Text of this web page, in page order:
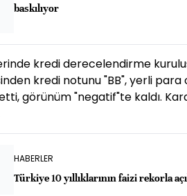
baskılıyor
kredi derecelendirme
kredi notunu "BB", yerli
görünüm "negatif"te kaldı.
HABERLER
Türkiye 10 yıllıklarının faizi rekorla